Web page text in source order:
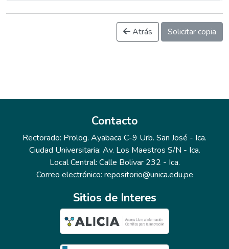
Atrás Solicitar copia
Contacto
Rectorado: Prolog. Ayabaca C-9 Urb. San José - Ica.
Ciudad Universitaria: Av. Los Maestros S/N - Ica.
Local Central: Calle Bolivar 232 - Ica.
Correo electrónico: repositorio@unica.edu.pe
Sitios de Interes